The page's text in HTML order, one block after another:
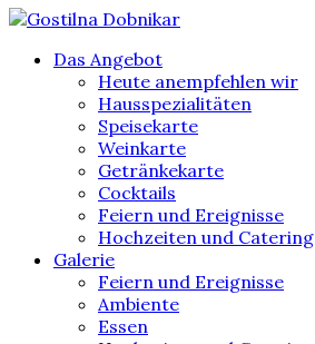
Das Angebot
Heute anempfehlen wir
Hausspezialitäten
Speisekarte
Weinkarte
Getränkekarte
Cocktails
Feiern und Ereignisse
Hochzeiten und Catering
Galerie
Feiern und Ereignisse
Ambiente
Essen